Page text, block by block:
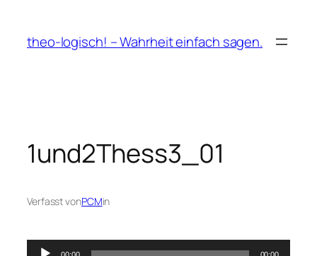
springen
theo-logisch! – Wahrheit einfach sagen.
1und2Thess3_01
Verfasst vonPCMin
Audio-